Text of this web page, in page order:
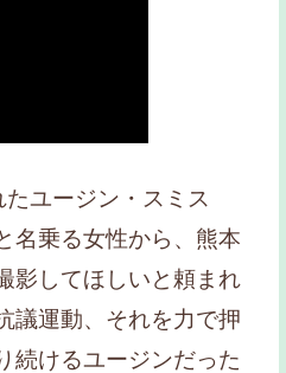
ユージン・スミス
名乗る女性から、熊本
影してほしいと頼まれ
議運動、それを力で押
続けるユージンだった